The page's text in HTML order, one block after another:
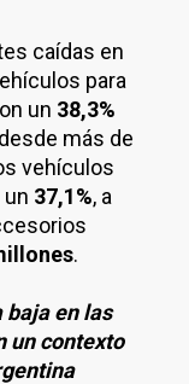
caídas en
para
un 38,3%
más de
vehículos
37,1%, a
.
baja en las
un contexto